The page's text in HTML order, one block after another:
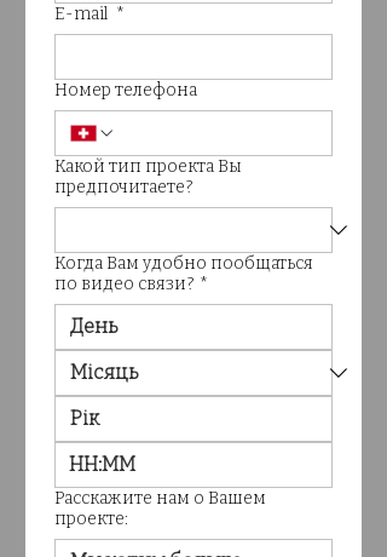
E-mail *
Номер телефона
Какой тип проекта Вы
предпочитаете?
Когда Вам удобно пообщаться
по видео связи? *
:
Расскажите нам о Вашем
проекте: